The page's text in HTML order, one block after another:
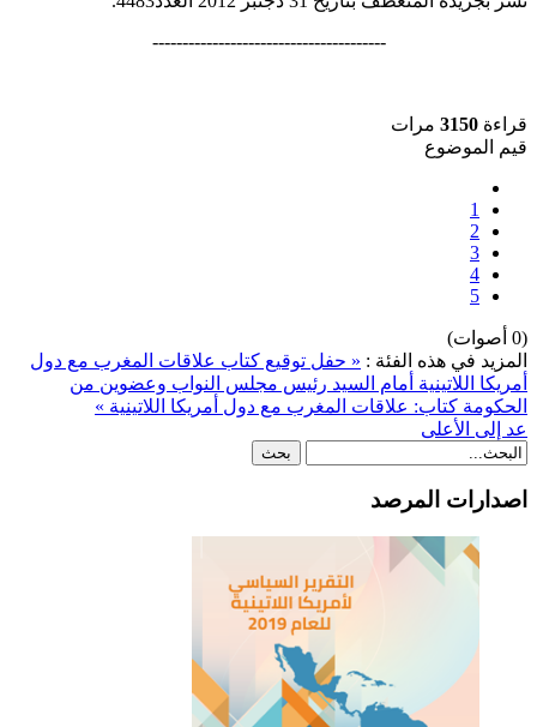
---------------------------------------
قراءة 3150 مرات
قيم الموضوع
1
2
3
4
5
(0 أصوات)
المزيد في هذه الفئة : « حفل توقيع كتاب علاقات المغرب مع دول
أمريكا اللاتينية أمام السيد رئيس مجلس النواب وعضوين من
الحكومة كتاب: علاقات المغرب مع دول أمريكا اللاتينية »
عد إلى الأعلى
اصدارات المرصد